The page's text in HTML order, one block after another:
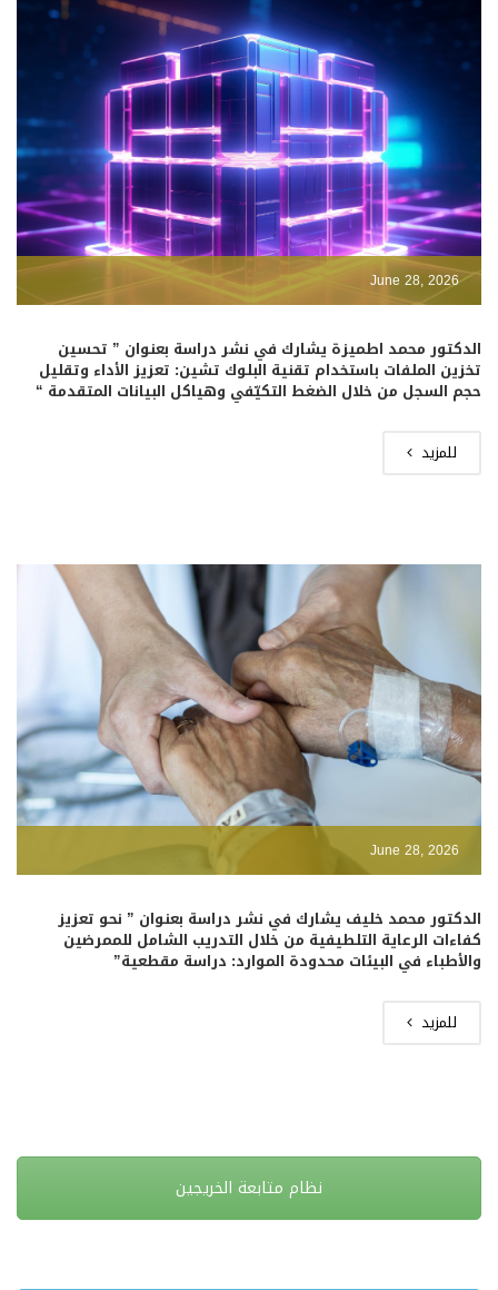
June 28, 2026
الدكتور محمد اطميزة يشارك في نشر دراسة بعنوان ” تحسين
تخزين الملفات باستخدام تقنية البلوك تشين: تعزيز الأداء وتقليل
حجم السجل من خلال الضغط التكيّفي وهياكل البيانات المتقدمة “
للمزيد
June 28, 2026
الدكتور محمد خليف يشارك في نشر دراسة بعنوان ” نحو تعزيز
كفاءات الرعاية التلطيفية من خلال التدريب الشامل للممرضين
والأطباء في البيئات محدودة الموارد: دراسة مقطعية”
للمزيد
نظام متابعة الخريجين